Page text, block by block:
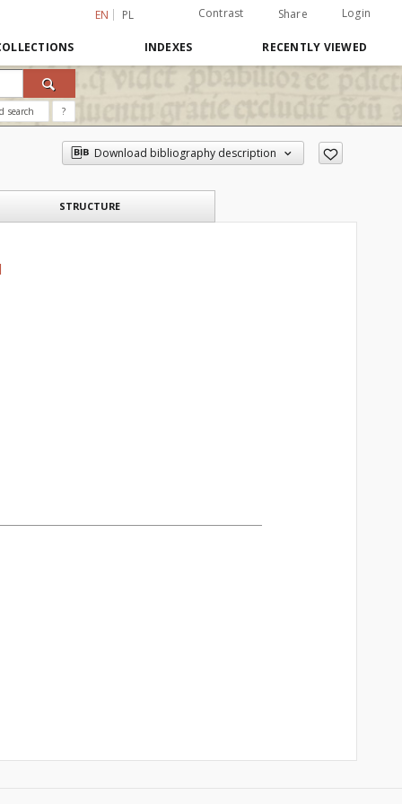
EN PL Contrast Share Login
INDEXES RECENTLY VIEWED
search ?
Download bibliography description
STRUCTURE